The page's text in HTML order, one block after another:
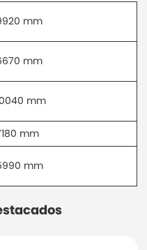
mm
mm
mm
mm
mm